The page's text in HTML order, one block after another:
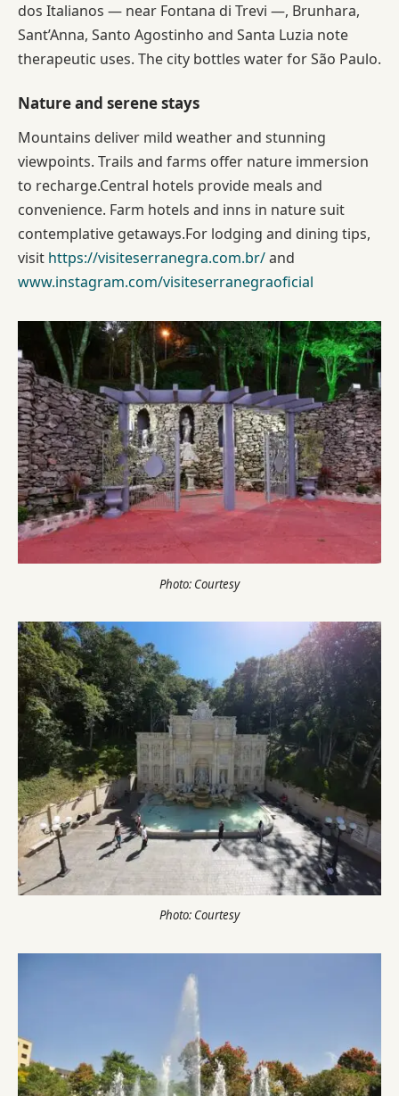
dos Italianos — near Fontana di Trevi —, Brunhara,
Sant’Anna, Santo Agostinho and Santa Luzia note
therapeutic uses. The city bottles water for São Paulo.
Nature and serene stays
Mountains deliver mild weather and stunning
viewpoints. Trails and farms offer nature immersion
to recharge.Central hotels provide meals and
convenience. Farm hotels and inns in nature suit
contemplative getaways.For lodging and dining tips,
visit https://visiteserranegra.com.br/and
www.instagram.com/visiteserranegraoficial
Photo: Courtesy
Photo: Courtesy